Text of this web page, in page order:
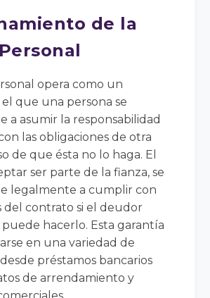
de la
opera como un
que una persona se
a asumir la responsabilidad
las obligaciones de otra
de que ésta no lo haga. El
ser parte de la fianza, se
legalmente a cumplir con
del contrato si el deudor
hacerlo. Esta garantía
en una variedad de
préstamos bancarios
de arrendamiento y